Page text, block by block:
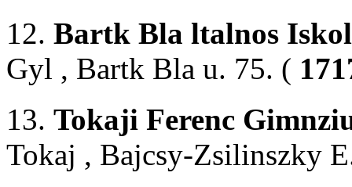
12. Bartk Bla ltalnos
Gyl , Bartk Bla u. 75. (
13. Tokaji Ferenc
Tokaj , Bajcsy-Zsilinszky